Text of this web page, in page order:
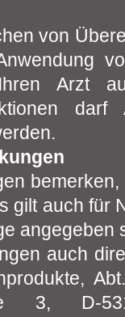
von
Arzt
gilt auch für
angegeben
auch
3, D-